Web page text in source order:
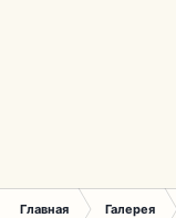
Главная Галерея